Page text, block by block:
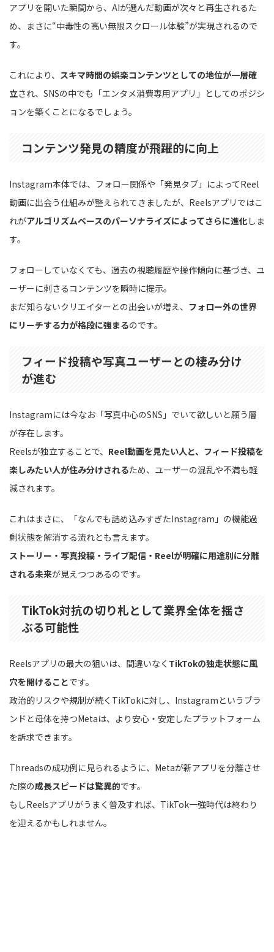
アプリを開いた瞬間から、AIが選んだ動画が次々と再生されるた
め、まさに“中毒性の高い無限スクロール体験”が実現されるので
す。
これにより、 スキマ時間の娯楽コンテンツとしての地位が一層確
立され、SNSの中でも「エンタメ消費専用アプリ」としてのポジシ
ョンを築くことになるでしょう。
コンテンツ発見の精度が飛躍的に向上
Instagram本体では、フォロー関係や「発見タブ」によってReel
動画に出会う仕組みが整えられてきましたが、Reelsアプリではこ
れがアルゴリズムベースのパーソナライズによってさらに進化しま
す。
フォローしていなくても、過去の視聴履歴や操作傾向に基づき、ユ
ーザーに刺さるコンテンツを瞬時に提示。
まだ知らないクリエイターとの出会いが増え、 フォロー外の世界
にリーチする力が格段に強まるのです。
フィード投稿や写真ユーザーとの棲み分け
が進む
Instagramには今なお「写真中心のSNS」でいて欲しいと願う層
が存在します。
Reelsが独立することで、 Reel動画を見たい人と、フィード投稿を
楽しみたい人が住み分けされるため、ユーザーの混乱や不満も軽
減されます。
これはまさに、「なんでも詰め込みすぎたInstagram」の機能過
剰状態を解消する流れとも言えます。
ストーリー・写真投稿・ライブ配信・Reelが明確に用途別に分離
される未来が見えつつあるのです。
TikTok対抗の切り札として業界全体を揺さ
ぶる可能性
Reelsアプリの最大の狙いは、間違いなく TikTokの独走状態に風
穴を開けることです。
政治的リスクや規制が続くTikTokに対し、Instagramというブラ
ンドと母体を持つMetaは、より安心・安定したプラットフォーム
を訴求できます。
Threadsの成功例に見られるように、Metaが新アプリを分離させ
た際の成長スピードは驚異的です。
もしReelsアプリがうまく普及すれば、TikTok一強時代は終わり
を迎えるかもしれません。